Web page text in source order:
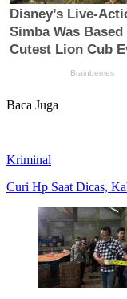
Baca Juga
Kriminal
Curi Hp Saat Dicas,